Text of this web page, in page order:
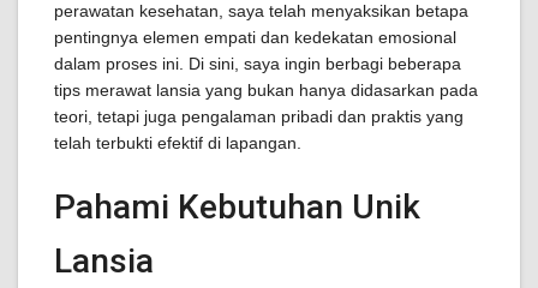
perawatan kesehatan, saya telah menyaksikan betapa
pentingnya elemen empati dan kedekatan emosional
dalam proses ini. Di sini, saya ingin berbagi beberapa
tips merawat lansia yang bukan hanya didasarkan pada
teori, tetapi juga pengalaman pribadi dan praktis yang
telah terbukti efektif di lapangan.
Pahami Kebutuhan Unik
Lansia